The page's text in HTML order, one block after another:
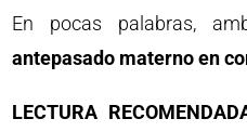
En pocas palabras,
antepasado materno en
LECTURA